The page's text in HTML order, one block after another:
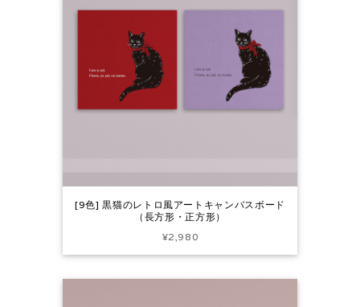
[9色] 黒猫のレトロ風アートキャンバスボード
（長方形・正方形）
¥2,980